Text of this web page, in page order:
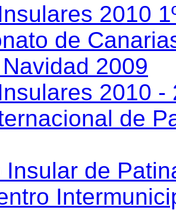
2010
de
2009
2010 -
de
Insular de